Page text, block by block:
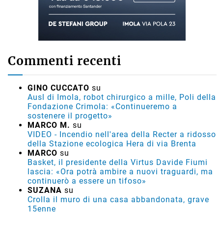
Commenti recenti
GINO CUCCATO su
Ausl di Imola, robot chirurgico a mille, Poli della
Fondazione Crimola: «Continueremo a
sostenere il progetto»
MARCO M. su
VIDEO - Incendio nell'area della Recter a ridosso
della Stazione ecologica Hera di via Brenta
MARCO su
Basket, il presidente della Virtus Davide Fiumi
lascia: «Ora potrà ambire a nuovi traguardi, ma
continuerò a essere un tifoso»
SUZANA su
Crolla il muro di una casa abbandonata, grave
15enne